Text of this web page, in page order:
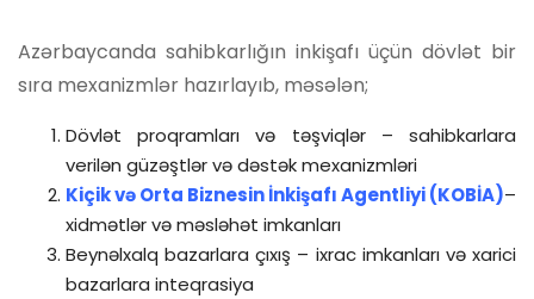
Azərbaycanda sahibkarlığın inkişafı üçün dövlət bir
sıra mexanizmlər hazırlayıb, məsələn;
Dövlət proqramları və təşviqlər – sahibkarlara
verilən güzəştlər və dəstək mexanizmləri
Kiçik və Orta Biznesin İnkişafı Agentliyi (KOBİA)–
xidmətlər və məsləhət imkanları
Beynəlxalq bazarlara çıxış – ixrac imkanları və xarici
bazarlara inteqrasiya